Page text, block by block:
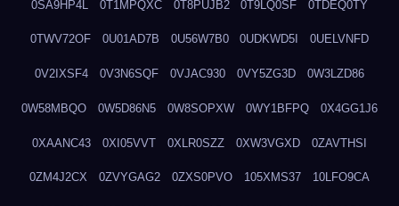
0SA9HP4L 0T1MPQXC 0T8PUJB2 0T9LQ0SF 0TDEQ0TY
0TWV72OF 0U01AD7B 0U56W7B0 0UDKWD5I 0UELVNFD
0V2IXSF4 0V3N6SQF 0VJAC930 0VY5ZG3D 0W3LZD86
0W58MBQO 0W5D86N5 0W8SOPXW 0WY1BFPQ 0X4GG1J6
0XAANC43 0XI05VVT 0XLR0SZZ 0XW3VGXD 0ZAVTHSI
0ZM4J2CX 0ZVYGAG2 0ZXS0PVO 105XMS37 10LFO9CA